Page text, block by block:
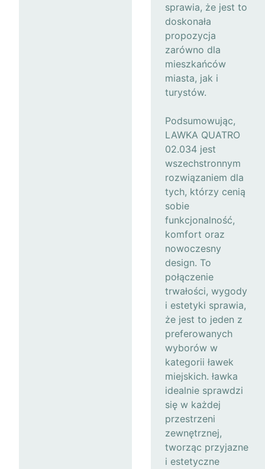
sprawia, że jest to
doskonała
propozycja
zarówno dla
mieszkańców
miasta, jak i
turystów.
Podsumowując,
LAWKA QUATRO
02.034 jest
wszechstronnym
rozwiązaniem dla
tych, którzy cenią
sobie
funkcjonalność,
komfort oraz
nowoczesny
design. To
połączenie
trwałości, wygody
i estetyki sprawia,
że jest to jeden z
preferowanych
wyborów w
kategorii ławek
miejskich. ławka
idealnie sprawdzi
się w każdej
przestrzeni
zewnętrznej,
tworząc przyjazne
i estetyczne